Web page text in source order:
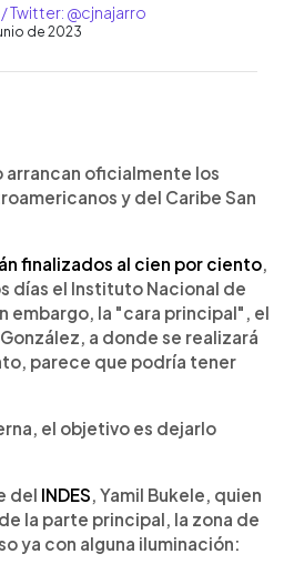
Twitter: @cjnajarro
de 2023
arrancan oficialmente los
y del Caribe San
finalizados al cien por ciento,
días el Instituto Nacional de
embargo, la "cara principal", el
a donde se realizará
parece que podría tener
el objetivo es dejarlo
del INDES, Yamil Bukele, quien
la parte principal, la zona de
ya con alguna iluminación: